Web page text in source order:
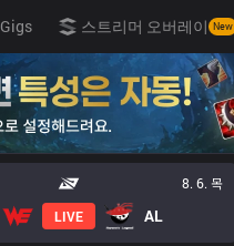
Gigs 스트리머 오버레이 New
8. 6. 목
LIVE AL